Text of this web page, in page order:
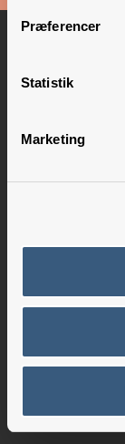
Præferencer
Statistik
Marketing